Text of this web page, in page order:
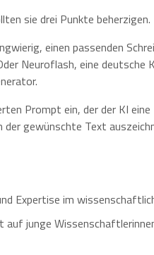
sie drei Punkte beherzigen.
einen passenden
Neuroflash, eine deutsche
Prompt ein, der der KI
gewünschte Text
Expertise im
junge